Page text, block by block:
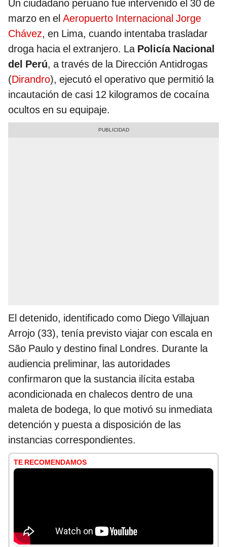
Un ciudadano peruano fue intervenido el 30 de
marzo en el Aeropuerto Internacional Jorge
Chávez, en Lima, cuando intentaba trasladar
droga hacia el extranjero. La Policía Nacional
del Perú, a través de la Dirección Antidrogas
(Dirandro), ejecutó el operativo que permitió la
incautación de casi 12 kilogramos de cocaína
ocultos en su equipaje.
El detenido, identificado como Diego Villajuan
Arrojo (33), tenía previsto viajar con escala en
São Paulo y destino final Londres. Durante la
audiencia preliminar, las autoridades
confirmaron que la sustancia ilícita estaba
acondicionada en chalecos dentro de una
maleta de bodega, lo que motivó su inmediata
detención y puesta a disposición de las
instancias correspondientes.
TE RECOMENDAMOS